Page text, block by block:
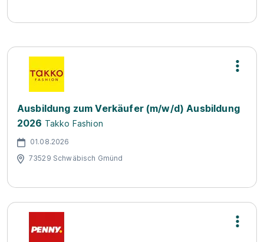
Ausbildung zum Verkäufer (m/w/d) Ausbildung
2026 Takko Fashion
01.08.2026
73529 Schwäbisch Gmünd